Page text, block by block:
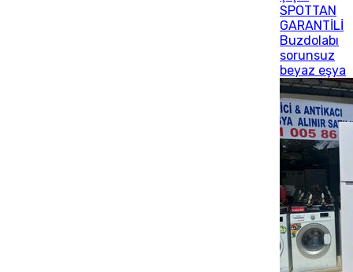
SPOTTAN
GARANTİLİ
Buzdolabı
sorunsuz
beyaz eşya